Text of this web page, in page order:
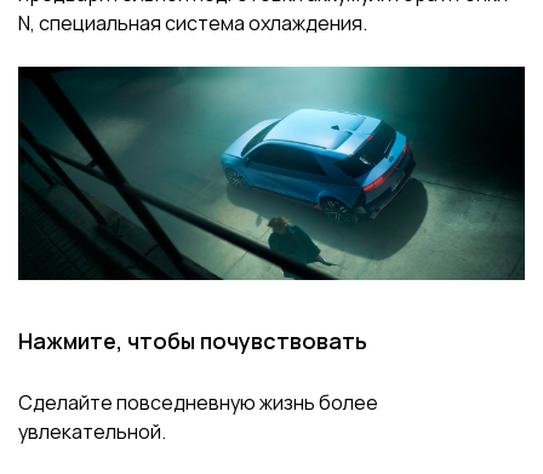
N, специальная система охлаждения.
Нажмите, чтобы почувствовать
Сделайте повседневную жизнь более
увлекательной.